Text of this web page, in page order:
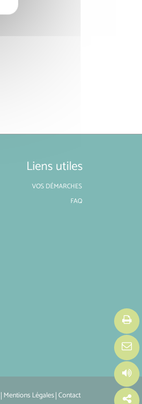
Liens utiles
VOS DÉMARCHES
FAQ
Mentions Légales Contact